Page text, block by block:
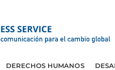
DERECHOS HUMANOS